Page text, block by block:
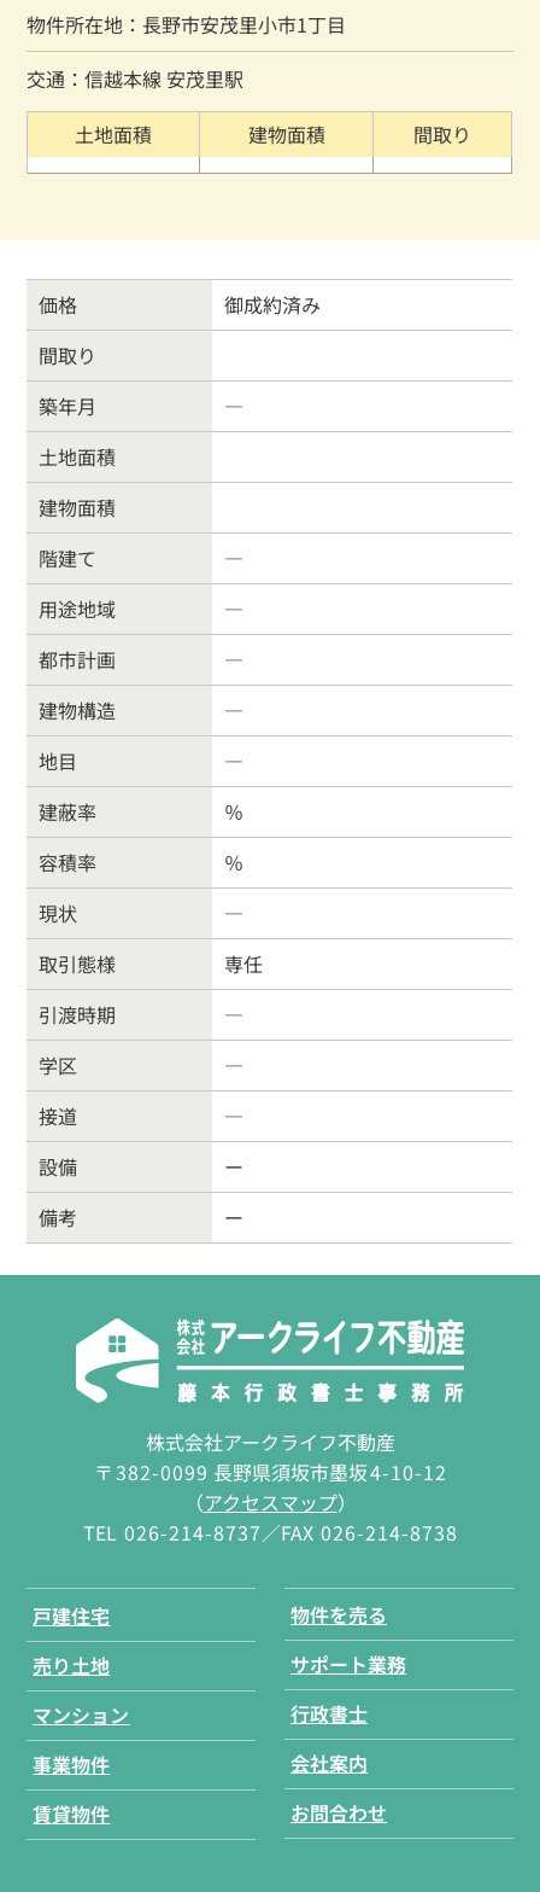
物件所在地：長野市安茂里小市1丁目
交通：信越本線 安茂里駅
土地面積
建物面積 間取り
価格
御成約済み
間取り
築年月
―
土地面積
建物面積
階建て
―
用途地域
―
都市計画
―
建物構造
―
地目
―
建蔽率
％
容積率
％
現状
―
取引態様
専任
引渡時期
―
学区
―
接道
―
設備
ー
備考
ー
株式会社アークライフ不動産
〒382-0099 長野県須坂市墨坂4-10-12
（アクセスマップ）
TEL 026-214-8737／FAX 026-214-8738
戸建住宅
売り土地
マンション
事業物件
賃貸物件
物件を売る
サポート業務
行政書士
会社案内
お問合わせ
戸建住宅 売り土地
マンション
賃貸物件 物件を売る
サポート業務
会社案内
リンク集
個人情報保護方針
026-214-8737